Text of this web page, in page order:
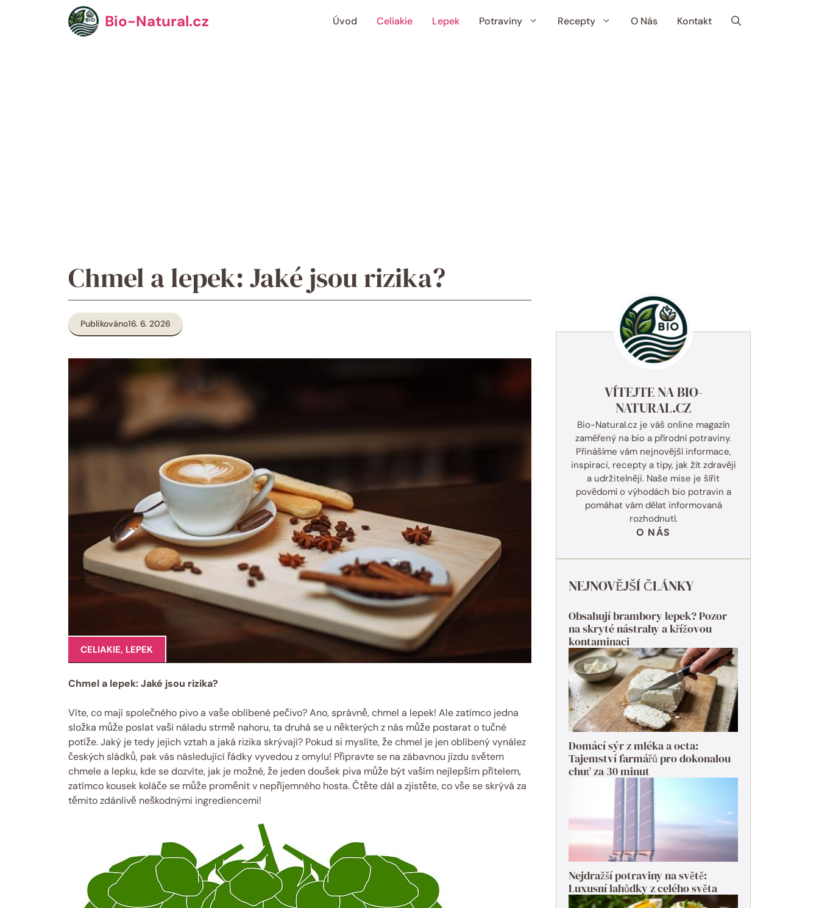
Bio-Natural.cz Úvod Celiakie Lepek Potraviny Recepty O Nás Kontakt
Chmel a lepek: Jaké jsou rizika?
Publikováno16. 6. 2026
CELIAKIE, LEPEK
Chmel a lepek: Jaké jsou rizika?
Víte, co mají společného pivo a vaše oblíbené pečivo? Ano, správně, chmel a lepek! Ale zatímco jedna
složka může poslat vaši náladu strmě nahoru, ta druhá se u některých z nás může postarat o tučné
potíže. Jaký je tedy jejich vztah a jaká rizika skrývají? Pokud si myslíte, že chmel je jen oblíbený vynález
českých sládků, pak vás následující řádky vyvedou z omylu! Připravte se na zábavnou jízdu světem
chmele a lepku, kde se dozvíte, jak je možné, že jeden doušek piva může být vaším nejlepším přítelem,
zatímco kousek koláče se může proměnit v nepříjemného hosta. Čtěte dál a zjistěte, co vše se skrývá za
těmito zdánlivě neškodnými ingrediencemi!
VÍTEJTE NA BIO-
NATURAL.CZ
Bio-Natural.cz je váš online magazín
zaměřený na bio a přírodní potraviny.
Přinášíme vám nejnovější informace,
inspiraci, recepty a tipy, jak žít zdravěji
a udržitelněji. Naše mise je šířit
povědomí o výhodách bio potravin a
pomáhat vám dělat informovaná
rozhodnutí.
O NÁS
NEJNOVĚJŠÍ ČLÁNKY
Obsahují brambory lepek? Pozor
na skryté nástrahy a křížovou
kontaminaci
Domácí sýr z mléka a octa:
Tajemství farmářů pro dokonalou
chuť za 30 minut
Nejdražší potraviny na světě:
Luxusní lahůdky z celého světa